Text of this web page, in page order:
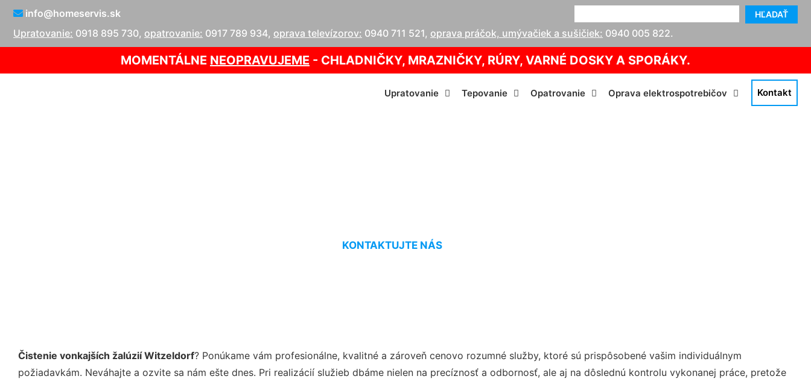
HĽADAŤ
info@homeservis.sk
Upratovanie: 0918 895 730, opatrovanie: 0917 789 934, oprava televízorov: 0940 711 521, oprava práčok, umývačiek a sušičiek: 0940 005 822.
MOMENTÁLNE NEOPRAVUJEME - CHLADNIČKY, MRAZNIČKY, RÚRY, VARNÉ DOSKY A SPORÁKY.
Upratovanie Tepovanie Opatrovanie Oprava elektrospotrebičov Kontakt
KONTAKTUJTE NÁS
Čistenie vonkajších žalúzií Witzeldorf? Ponúkame vám profesionálne, kvalitné a zároveň cenovo rozumné služby, ktoré sú prispôsobené vašim individuálnym
požiadavkám. Neváhajte a ozvite sa nám ešte dnes. Pri realizácií služieb dbáme nielen na precíznosť a odbornosť, ale aj na dôslednú kontrolu vykonanej práce, pretože